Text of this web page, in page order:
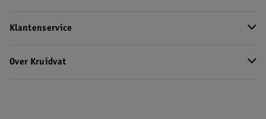
Klantenservice
Over Kruidvat